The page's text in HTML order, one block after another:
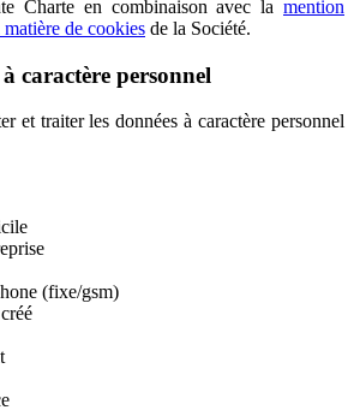
Charte en combinaison avec la mention
de cookies de la Société.
caractère personnel
et traiter les données à caractère personnel
(fixe/gsm)